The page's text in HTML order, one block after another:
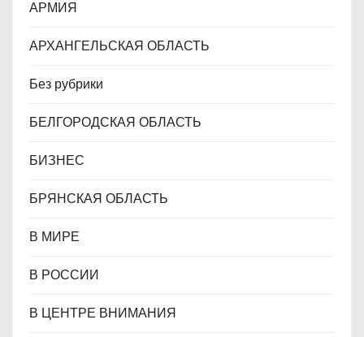
АРМИЯ
АРХАНГЕЛЬСКАЯ ОБЛАСТЬ
Без рубрики
БЕЛГОРОДСКАЯ ОБЛАСТЬ
БИЗНЕС
БРЯНСКАЯ ОБЛАСТЬ
В МИРЕ
В РОССИИ
В ЦЕНТРЕ ВНИМАНИЯ